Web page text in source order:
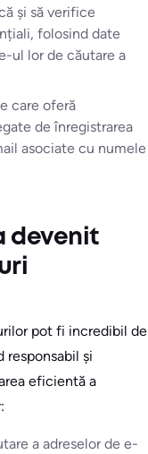
și să verifice
folosind date
ul lor de căutare a
care oferă
de înregistrarea
asociate cu numele
devenit
pot fi incredibil de
și
eficientă a
a adreselor de e-